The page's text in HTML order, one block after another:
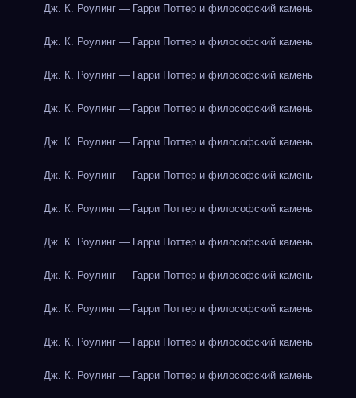
Дж. К. Роулинг — Гарри Поттер и философский камень
Дж. К. Роулинг — Гарри Поттер и философский камень
Дж. К. Роулинг — Гарри Поттер и философский камень
Дж. К. Роулинг — Гарри Поттер и философский камень
Дж. К. Роулинг — Гарри Поттер и философский камень
Дж. К. Роулинг — Гарри Поттер и философский камень
Дж. К. Роулинг — Гарри Поттер и философский камень
Дж. К. Роулинг — Гарри Поттер и философский камень
Дж. К. Роулинг — Гарри Поттер и философский камень
Дж. К. Роулинг — Гарри Поттер и философский камень
Дж. К. Роулинг — Гарри Поттер и философский камень
Дж. К. Роулинг — Гарри Поттер и философский камень